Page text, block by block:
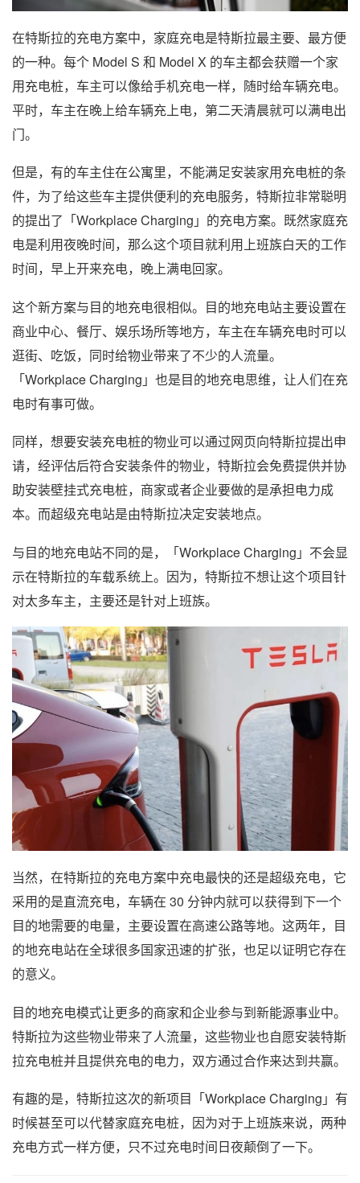
在特斯拉的充电方案中，家庭充电是特斯拉最主要、最方便
的一种。每个 Model S 和 Model X 的车主都会获赠一个家
用充电桩，车主可以像给手机充电一样，随时给车辆充电。
平时，车主在晚上给车辆充上电，第二天清晨就可以满电出
门。
但是，有的车主住在公寓里，不能满足安装家用充电桩的条
件，为了给这些车主提供便利的充电服务，特斯拉非常聪明
的提出了「Workplace Charging」的充电方案。既然家庭充
电是利用夜晚时间，那么这个项目就利用上班族白天的工作
时间，早上开来充电，晚上满电回家。
这个新方案与目的地充电很相似。目的地充电站主要设置在
商业中心、餐厅、娱乐场所等地方，车主在车辆充电时可以
逛街、吃饭，同时给物业带来了不少的人流量。
「Workplace Charging」也是目的地充电思维，让人们在充
电时有事可做。
同样，想要安装充电桩的物业可以通过网页向特斯拉提出申
请，经评估后符合安装条件的物业，特斯拉会免费提供并协
助安装壁挂式充电桩，商家或者企业要做的是承担电力成
本。而超级充电站是由特斯拉决定安装地点。
与目的地充电站不同的是，「Workplace Charging」不会显
示在特斯拉的车载系统上。因为，特斯拉不想让这个项目针
对太多车主，主要还是针对上班族。
当然，在特斯拉的充电方案中充电最快的还是超级充电，它
采用的是直流充电，车辆在 30 分钟内就可以获得到下一个
目的地需要的电量，主要设置在高速公路等地。这两年，目
的地充电站在全球很多国家迅速的扩张，也足以证明它存在
的意义。
目的地充电模式让更多的商家和企业参与到新能源事业中。
特斯拉为这些物业带来了人流量，这些物业也自愿安装特斯
拉充电桩并且提供充电的电力，双方通过合作来达到共赢。
有趣的是，特斯拉这次的新项目「Workplace Charging」有
时候甚至可以代替家庭充电桩，因为对于上班族来说，两种
充电方式一样方便，只不过充电时间日夜颠倒了一下。